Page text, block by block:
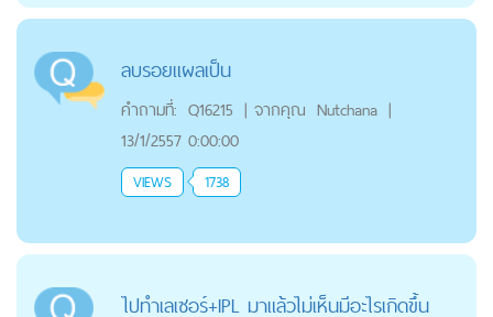
ลบรอยแผลเป็น
คำถามที่: Q16215 | จากคุณ Nutchana |
13/1/2557 0:00:00
VIEWS 1738
ไปทำเลเซอร์+IPL มาแล้วไม่เห็นมีอะไรเกิดขึ้น